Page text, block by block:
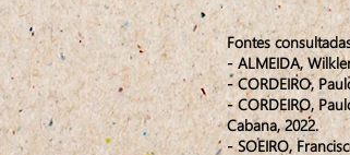
Fontes
- ALMEIDA,
- CORDEIRO,
- CORDEIRO,
Cabana, 2022.
- SOEIRO,